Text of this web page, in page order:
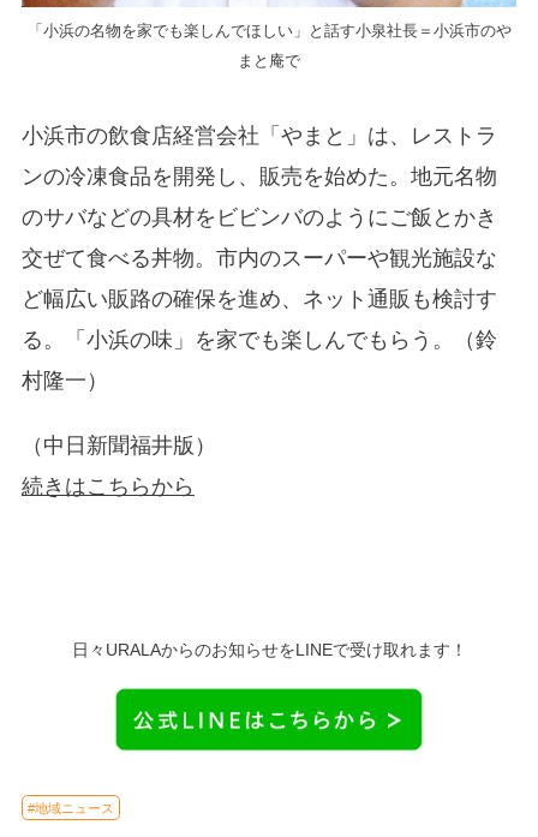
「小浜の名物を家でも楽しんでほしい」と話す小泉社長＝小浜市のや
まと庵で
小浜市の飲食店経営会社「やまと」は、レストラ
ンの冷凍食品を開発し、販売を始めた。地元名物
のサバなどの具材をビビンバのようにご飯とかき
交ぜて食べる丼物。市内のスーパーや観光施設な
ど幅広い販路の確保を進め、ネット通販も検討す
る。「小浜の味」を家でも楽しんでもらう。（鈴
村隆一）
（中日新聞福井版）
続きはこちらから
日々URALAからのお知らせをLINEで受け取れます！
#地域ニュース